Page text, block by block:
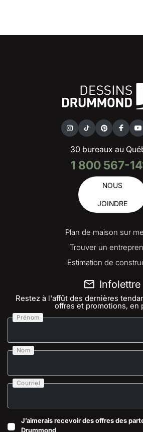
30 bureaux au
1 800 567-
NOUS
JOINDRE
Plan de maison sur
Trouver un
Estimation de
Infolettre
Restez à l'affût des dernières
offres et promotions, en
Prénom
Nom
Courriel
J’aimerais recevoir des offres des
Drummond